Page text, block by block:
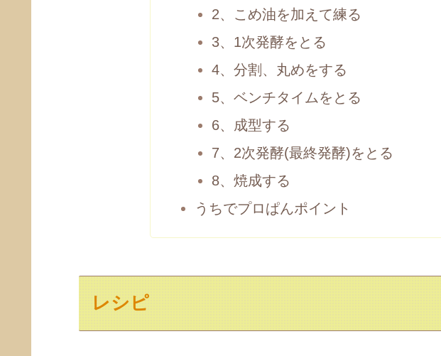
2、こめ油を加えて練る
3、1次発酵をとる
4、分割、丸めをする
5、ベンチタイムをとる
6、成型する
7、2次発酵(最終発酵)をとる
8、焼成する
うちでプロぱんポイント
レシピ